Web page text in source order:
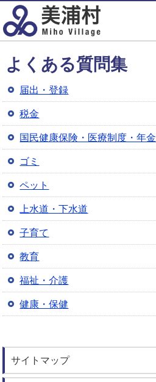
よくある質問集
届出・登録
税金
国民健康保険・医療制度・年金
ゴミ
ペット
上水道・下水道
子育て
教育
福祉・介護
健康・保健
サイトマップ